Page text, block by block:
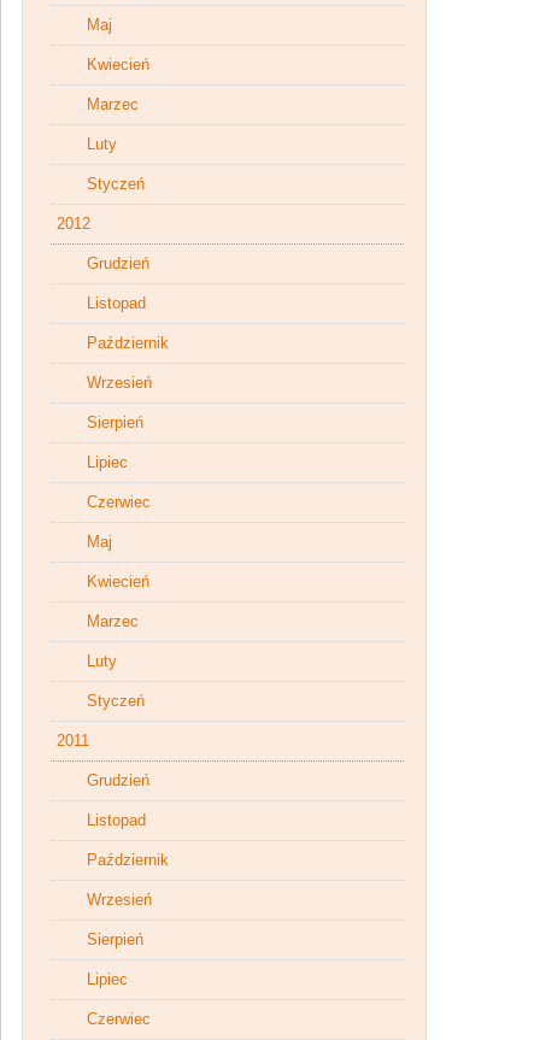
Maj
Kwiecień
Marzec
Luty
Styczeń
2012
Grudzień
Listopad
Październik
Wrzesień
Sierpień
Lipiec
Czerwiec
Maj
Kwiecień
Marzec
Luty
Styczeń
2011
Grudzień
Listopad
Październik
Wrzesień
Sierpień
Lipiec
Czerwiec